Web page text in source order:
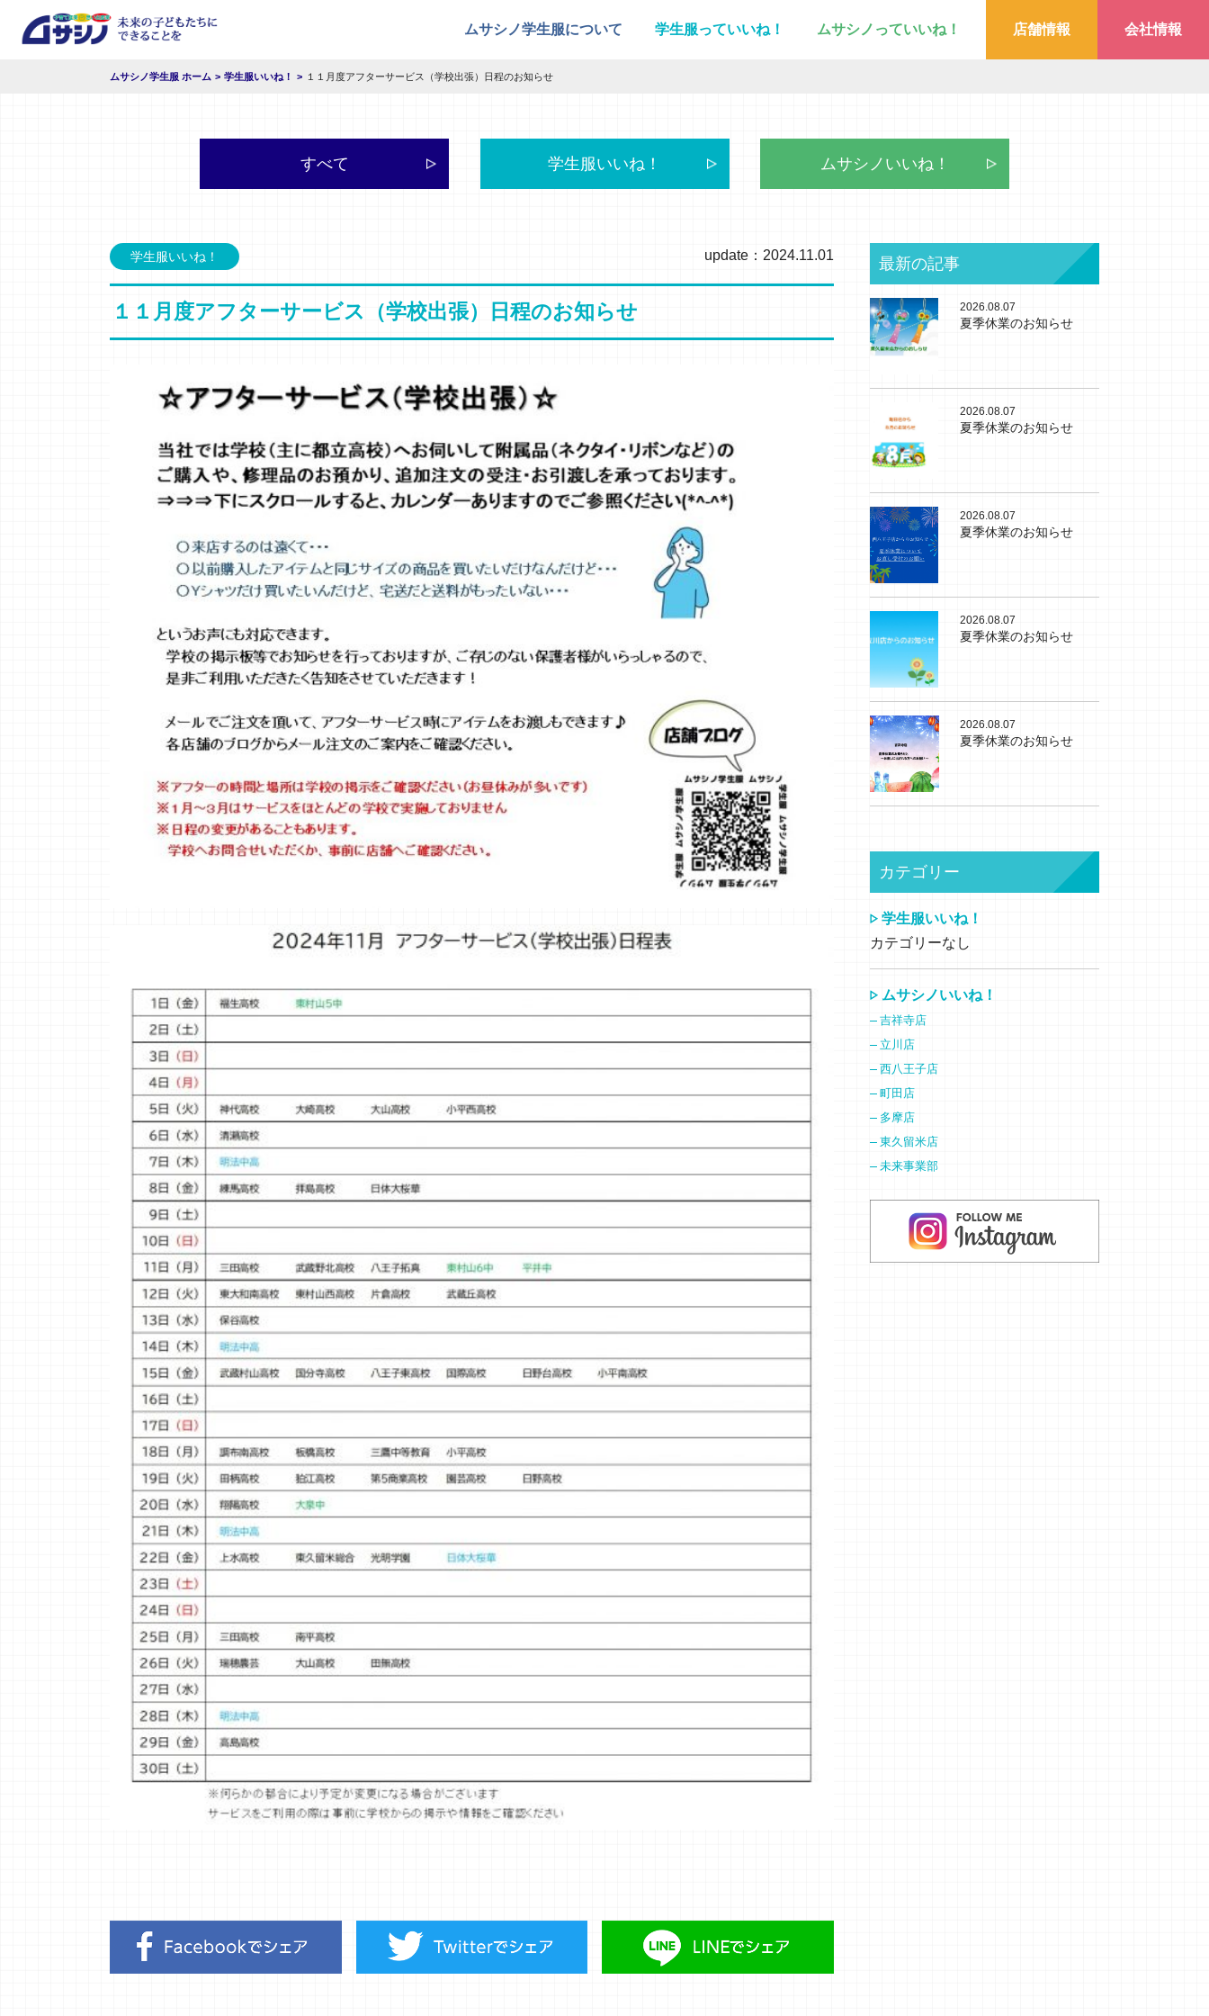
ムサシノ学生服について 学生服っていいね！ ムサシノっていいね！ 店舗情報 会社情報
ムサシノ学生服 ホーム 学生服いいね！ １１月度アフターサービス（学校出張）日程のお知らせ
すべて 学生服いいね！ ムサシノいいね！
学生服いいね！ update：2024.11.01
１１月度アフターサービス（学校出張）日程のお知らせ
最新の記事
2026.08.07
夏季休業のお知らせ
2026.08.07
夏季休業のお知らせ
2026.08.07
夏季休業のお知らせ
2026.08.07
夏季休業のお知らせ
2026.08.07
夏季休業のお知らせ
カテゴリー
学生服いいね！
カテゴリーなし
ムサシノいいね！
吉祥寺店
立川店
西八王子店
町田店
多摩店
東久留米店
未来事業部